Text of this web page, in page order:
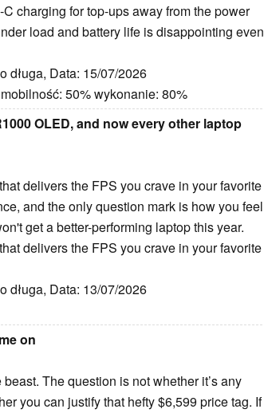
charging for top-ups away from the power
load and battery life is disappointing even
długa, Data: 15/07/2026
50% wykonanie: 80%
OLED, and now every other laptop
delivers the FPS you crave in your favorite
and the only question mark is how you feel
get a better-performing laptop this year.
delivers the FPS you crave in your favorite
długa, Data: 13/07/2026
on
The question is not whether it’s any
you can justify that hefty $6,599 price tag. If